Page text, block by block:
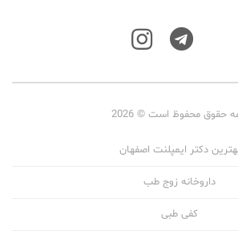
حقوق محفوظ است © 2026
دکتر ایمپلنت اصفهان
داروخانه زوج طب
کفی طبی